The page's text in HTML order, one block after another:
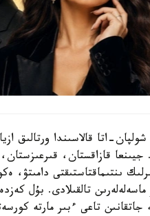
اتا قالاسىندا ورتالىق
قازاقستان،
ىنتىماقتاستىقتى دامىتۋ،
تالقىلادى. بۇل
تاعى ءبىر مارتە